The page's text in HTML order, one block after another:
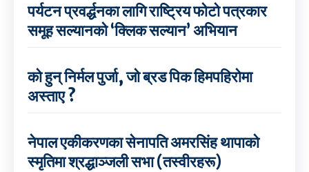
पर्यटन प्रवर्द्धनका लागि राष्ट्रिय फोटो पत्रकार
समूह सल्यानको ‘क्लिक सल्यान’ अभियान
को हुन् निर्मल पुर्जा, जो ब्रड पिक हिमपहिरोमा
अस्ताए ?
नेपाल एकीकरणका सेनापति अमरसिंह थापाको
स्मृतिमा श्रद्धाञ्जली सभा (तस्वीरहरू)